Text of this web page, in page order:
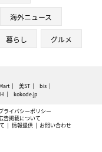
海外ニュース
暮らし グルメ
美ST
bis
kokode.jp
ライバシーポリシー
告掲載について
情報提供 お問い合わせ